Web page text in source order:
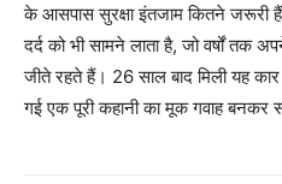
के आसपास सुरक्षा इंतजाम कितने जरूरी
दर्द को भी सामने लाता है, जो वर्षों तक
जीते रहते हैं। 26 साल बाद मिली यह
गई एक पूरी कहानी का मूक गवाह बनकर